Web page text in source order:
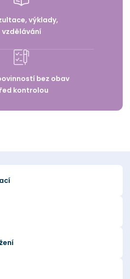
výklady,
vzdělávání
bez obav
kontrolou